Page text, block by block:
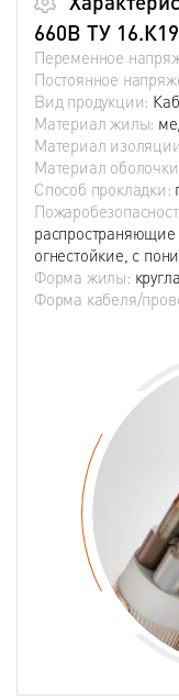
660В ТУ
Переменное
Постоянное
Вид продукции:
Материал жилы:
Материал
Материал
Способ прокладки:
распространяющие
огнестойкие, с
Форма жилы:
Форма кабеля/